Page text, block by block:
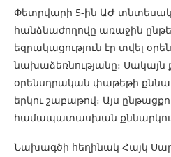
Փետրվարի 5-ին ԱԺ
հանձնաժողովը առաջին
եզրակացություն էր տվել
նախաձեռնությանը։ Սակայն
օրենսդրական փաթեթի
երկու շաբաթով։ Այս
համապատասխան
Նախագծի հեղինակ Հայկ